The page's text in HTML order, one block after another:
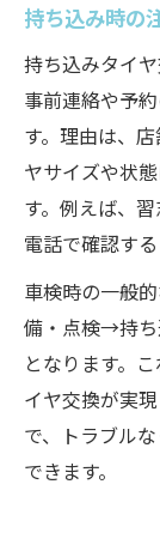
持ち込み時の
持ち込みタイ
事前連絡や予
す。理由は、
ヤサイズや状
す。例えば、
電話で確認す
車検時の一般
備・点検→持
となります。
イヤ交換が実
で、トラブル
できます。